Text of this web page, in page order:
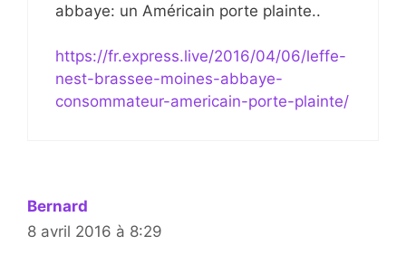
abbaye: un Américain porte plainte..
https://fr.express.live/2016/04/06/leffe-
nest-brassee-moines-abbaye-
consommateur-americain-porte-plainte/
Bernard
8 avril 2016 à 8:29